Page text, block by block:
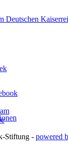
Deutschen
Stiftung - powered